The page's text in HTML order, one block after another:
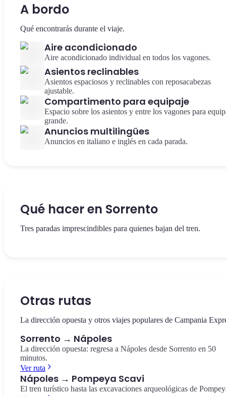
A bordo
Qué encontrarás durante el viaje.
Aire acondicionado
Aire acondicionado individual en todos los vagones.
Asientos reclinables
Asientos espaciosos y reclinables con reposacabezas
ajustable.
Compartimento para equipaje
Espacio sobre los asientos y entre los vagones para
grande.
Anuncios multilingües
Anuncios en italiano e inglés en cada parada.
Qué hacer en Sorrento
Tres paradas imprescindibles para quienes bajan del tren.
Otras rutas
La dirección opuesta y otros viajes populares de Campania
Sorrento → Nápoles
La dirección opuesta: regresa a Nápoles desde Sorrento en 50
minutos.
Ver ruta
Nápoles → Pompeya Scavi
El tren turístico hasta las excavaciones arqueológicas de